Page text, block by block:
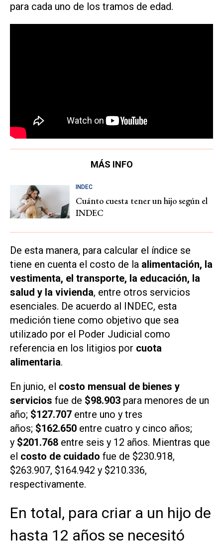
para cada uno de los tramos de edad.
MÁS INFO
INDEC
Cuánto cuesta tener un hijo según el
INDEC
De esta manera, para calcular el índice se
tiene en cuenta el costo de la alimentación, la
vestimenta, el transporte, la educación, la
salud y la vivienda, entre otros servicios
esenciales. De acuerdo al INDEC, esta
medición tiene como objetivo que sea
utilizado por el Poder Judicial como
referencia en los litigios por cuota
alimentaria.
En junio, el costo mensual de bienes y
servicios fue de $98.903 para menores de un
año; $127.707 entre uno y tres
años; $162.650 entre cuatro y cinco años;
y $201.768 entre seis y 12 años. Mientras que
el costo de cuidado fue de $230.918,
$263.907, $164.942 y $210.336,
respectivamente.
En total, para criar a un hijo de
hasta 12 años se necesitó